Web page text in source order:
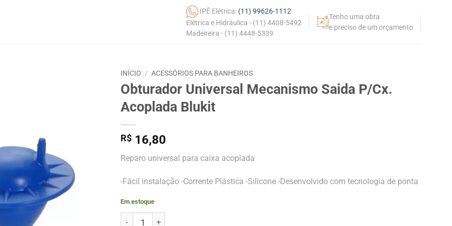
IPÊ Elétrica: (11) 99626-1112
Elétrica e Hidráulica - (11) 4408-5492
Madeireira - (11) 4448-5339
Tenho uma obra
e preciso de um orçamento
INÍCIO / ACESSÓRIOS PARA BANHEIROS
Obturador Universal Mecanismo Saida P/Cx.
Acoplada Blukit
R$ 16,80
Reparo universal para caixa acoplada
-Fácil instalação -Corrente Plástica -Silicone -Desenvolvido com tecnologia de ponta
Em estoque
Obturador Universal Mecanismo Saida P/Cx. Acoplada Blukit quantidade